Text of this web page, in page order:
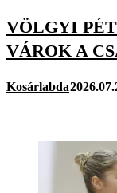
VÖLGYI
VÁROK A
Kosárlabda